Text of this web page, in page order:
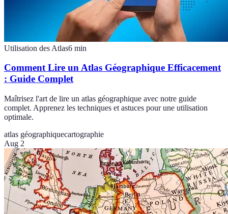
Utilisation des Atlas6 min
Comment Lire un Atlas Géographique Efficacement
: Guide Complet
Maîtrisez l'art de lire un atlas géographique avec notre guide
complet. Apprenez les techniques et astuces pour une utilisation
optimale.
atlas géographiquecartographie
Aug 2